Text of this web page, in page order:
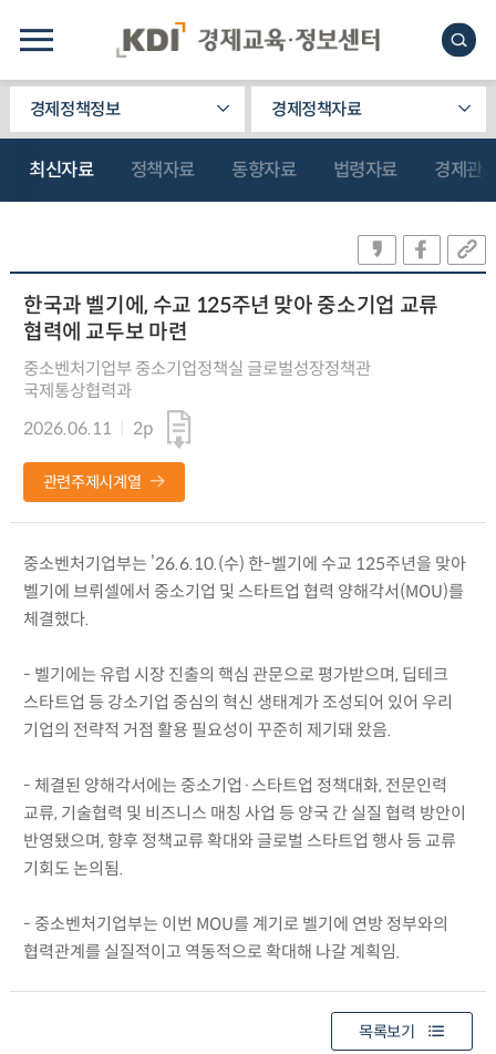
경제정책정보 경제정책자료
최신자료 정책자료 동향자료 법령자료 경제관
한국과 벨기에, 수교 125주년 맞아 중소기업 교류
협력에 교두보 마련
중소벤처기업부 중소기업정책실 글로벌성장정책관
국제통상협력과
2026.06.11
2p
관련주제시계열
중소벤처기업부는 ’26.6.10.(수) 한-벨기에 수교 125주년을 맞아
벨기에 브뤼셀에서 중소기업 및 스타트업 협력 양해각서(MOU)를
체결했다.
- 벨기에는 유럽 시장 진출의 핵심 관문으로 평가받으며, 딥테크
스타트업 등 강소기업 중심의 혁신 생태계가 조성되어 있어 우리
기업의 전략적 거점 활용 필요성이 꾸준히 제기돼 왔음.
- 체결된 양해각서에는 중소기업·스타트업 정책대화, 전문인력
교류, 기술협력 및 비즈니스 매칭 사업 등 양국 간 실질 협력 방안이
반영됐으며, 향후 정책교류 확대와 글로벌 스타트업 행사 등 교류
기회도 논의됨.
- 중소벤처기업부는 이번 MOU를 계기로 벨기에 연방 정부와의
협력관계를 실질적이고 역동적으로 확대해 나갈 계획임.
목록보기